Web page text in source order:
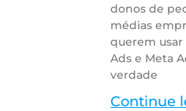
donos de
médias
querem usar
Ads e Meta
verdade
Continue